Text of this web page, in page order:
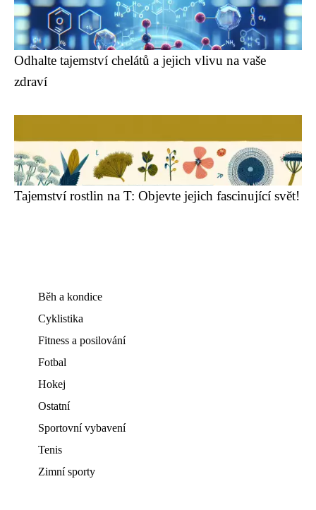
Odhalte tajemství chelátů a jejich vlivu na vaše
zdraví
Tajemství rostlin na T: Objevte jejich fascinující svět!
Běh a kondice
Cyklistika
Fitness a posilování
Fotbal
Hokej
Ostatní
Sportovní vybavení
Tenis
Zimní sporty